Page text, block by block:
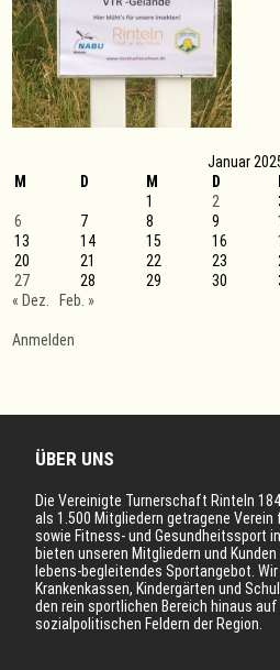
Januar
M
D M D
1
2
6
7 8 9
13
14 15 16
20
21 22 23
27
28 29 30
« Dez.
Feb. »
Anmelden
ÜBER UNS
Die Vereinigte Turnerschaft Rinteln
als 1.500 Mitgliedern getragene
sowie Fitness- und Gesundheitssport
bieten unseren Mitgliedern und
lebens-begleitendes Sportangebot.
Krankenkassen, Kindergärten und
den rein sportlichen Bereich hinaus
sozialpolitischen Feldern der Region.